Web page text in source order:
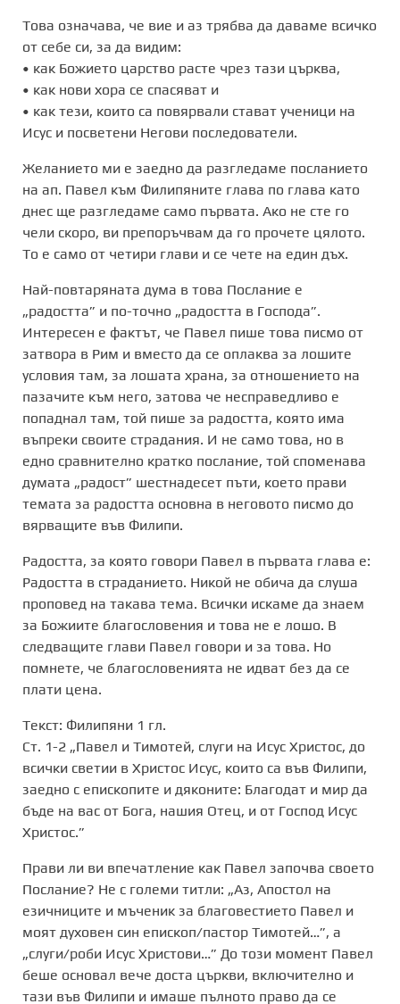
Това означава, че вие и аз трябва да даваме всичко
от себе си, за да видим:
• как Божието царство расте чрез тази църква,
• как нови хора се спасяват и
• как тези, които са повярвали стават ученици на
Исус и посветени Негови последователи.
Желанието ми е заедно да разгледаме посланието
на ап. Павел към Филипяните глава по глава като
днес ще разгледаме само първата. Ако не сте го
чели скоро, ви препоръчвам да го прочете цялото.
То е само от четири глави и се чете на един дъх.
Най-повтаряната дума в това Послание е
„радостта” и по-точно „радостта в Господа”.
Интересен е фактът, че Павел пише това писмо от
затвора в Рим и вместо да се оплаква за лошите
условия там, за лошата храна, за отношението на
пазачите към него, затова че несправедливо е
попаднал там, той пише за радостта, която има
въпреки своите страдания. И не само това, но в
едно сравнително кратко послание, той споменава
думата „радост” шестнадесет пъти, което прави
темата за радостта основна в неговото писмо до
вярващите във Филипи.
Радостта, за която говори Павел в първата глава е:
Радостта в страданието. Никой не обича да слуша
проповед на такава тема. Всички искаме да знаем
за Божиите благословения и това не е лошо. В
следващите глави Павел говори и за това. Но
помнете, че благословенията не идват без да се
плати цена.
Текст: Филипяни 1 гл.
Ст. 1-2 „Павел и Тимотей, слуги на Исус Христос, до
всички светии в Христос Исус, които са във Филипи,
заедно с епископите и дяконите: Благодат и мир да
бъде на вас от Бога, нашия Отец, и от Господ Исус
Христос.”
Прави ли ви впечатление как Павел започва своето
Послание? Не с големи титли: „Аз, Апостол на
езичниците и мъченик за благовестието Павел и
моят духовен син епископ/пастор Тимотей…”, а
„слуги/роби Исус Христови…” До този момент Павел
беше основал вече доста църкви, включително и
тази във Филипи и имаше пълното право да се